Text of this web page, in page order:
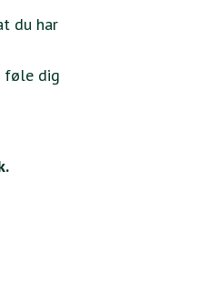
du har
føle dig